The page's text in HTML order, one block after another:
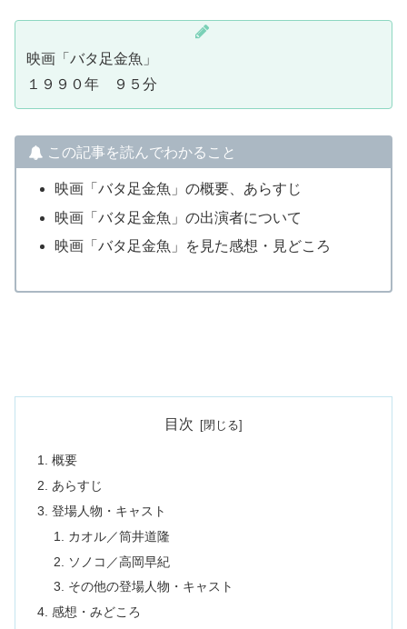
映画「バタ足金魚」
１９９０年 ９５分
この記事を読んでわかること
映画「バタ足金魚」の概要、あらすじ
映画「バタ足金魚」の出演者について
映画「バタ足金魚」を見た感想・見どころ
目次
概要
あらすじ
登場人物・キャスト
カオル／筒井道隆
ソノコ／高岡早紀
その他の登場人物・キャスト
感想・みどころ